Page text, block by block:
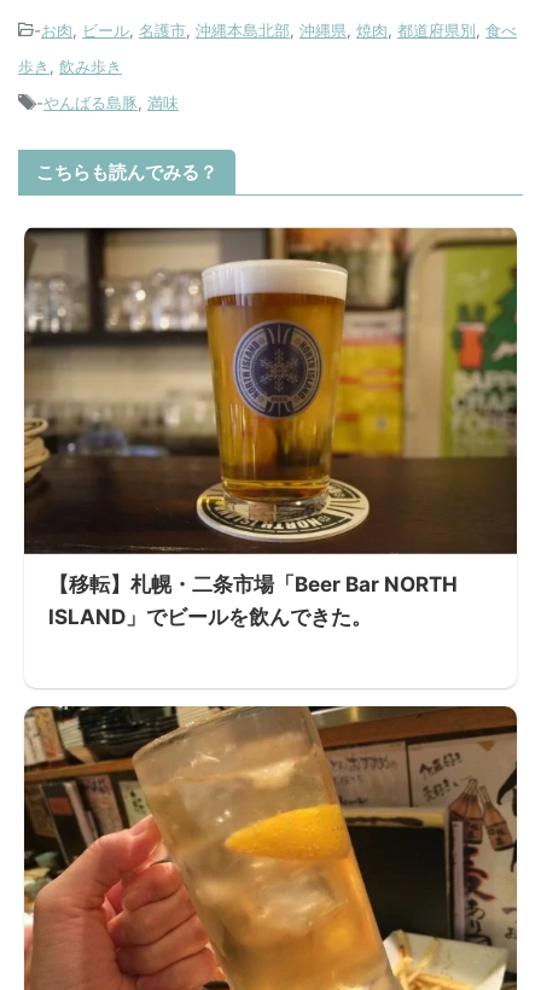
-お肉, ビール, 名護市, 沖縄本島北部, 沖縄県, 焼肉, 都道府県別, 食べ
歩き , 飲み歩き
-やんばる島豚, 満味
こちらも読んでみる？
【移転】札幌・二条市場「Beer Bar NORTH
ISLAND」でビールを飲んできた。